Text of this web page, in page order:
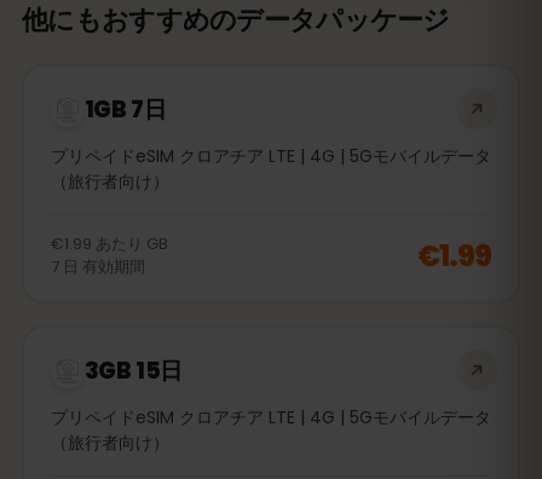
他にもおすすめのデータパッケージ
1GB 7日
プリペイドeSIM クロアチア LTE | 4G | 5Gモバイルデータ
（旅行者向け）
€1.99 あたり GB
7 日 有効期間 €1.99
3GB 15日
プリペイドeSIM クロアチア LTE | 4G | 5Gモバイルデータ
（旅行者向け）